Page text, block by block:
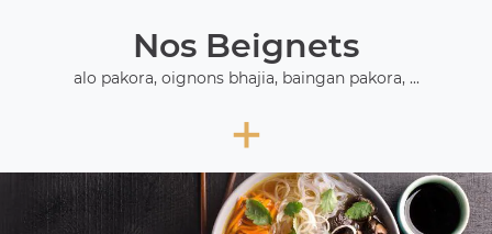
Nos Beignets
alo pakora, oignons bhajia, baingan pakora, ...
+